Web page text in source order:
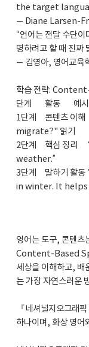
the target
— Diane Larsen-
“언어는 전달 수단
명하려고 할 때 진짜
— 김영아, 영어교육
학습 전략:
단계
활동
예시
1단계
콘텐츠 이해
migrate?" 읽기
2단계
핵심 정리
weather.”
3단계
말하기 활동
in winter. It helps
영어는 도구, 콘텐츠
Content-Based
세상을 이해하고, 배
는 가장 자연스러운
『네셔널지오그래
하나이며, 화상 영어